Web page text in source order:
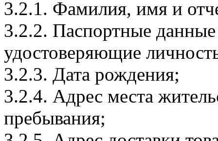
3.2.1. Фамилия, имя и
3.2.2. Паспортные
удостоверяющие
3.2.3. Дата рождения;
3.2.4. Адрес места
пребывания;